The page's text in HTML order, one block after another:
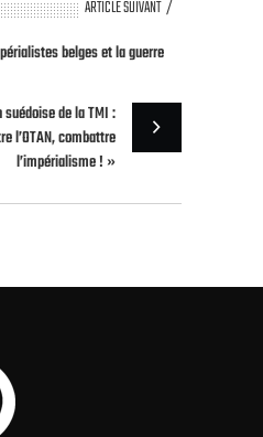
ARTICLE SUIVANT
belges et la guerre
de la TMI :
l’OTAN, combattre
l’impérialisme ! »